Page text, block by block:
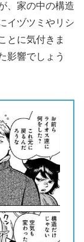
、家の中の構造
イヅツミやリシ
とに気付きま
影響でしょう